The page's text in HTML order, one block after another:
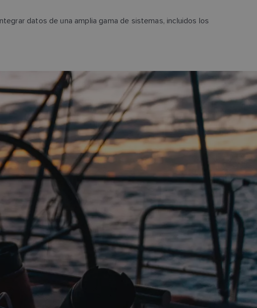
datos de una amplia gama de sistemas, incluidos los